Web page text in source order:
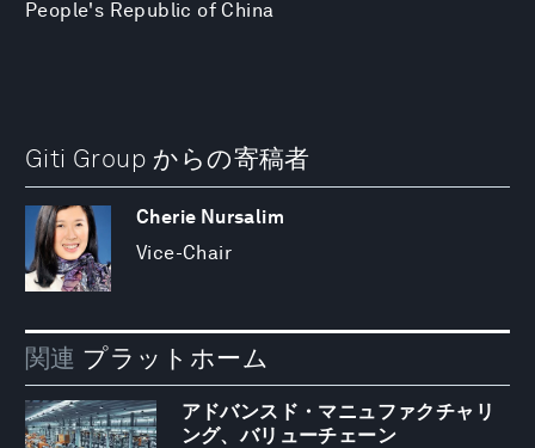
People's Republic of China
Giti Group からの寄稿者
Cherie Nursalim
Vice-Chair
関連 プラットホーム
アドバンスド・マニュファクチャリ
ング、バリューチェーン